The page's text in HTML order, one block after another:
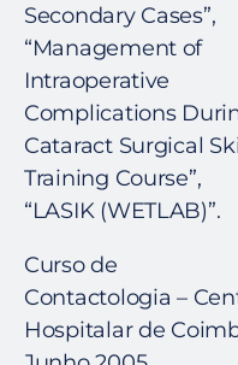
Secondary Cases”,
“Management of
Intraoperative
Complications
Cataract Surgical
Training Course”,
“LASIK (WETLAB)”.
Curso de
Contactologia –
Hospitalar de